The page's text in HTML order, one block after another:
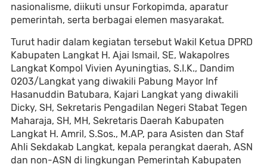
nasionalisme, diikuti unsur Forkopimda, aparatur
pemerintah, serta berbagai elemen masyarakat.
Turut hadir dalam kegiatan tersebut Wakil Ketua DPRD
Kabupaten Langkat H. Ajai Ismail, SE, Wakapolres
Langkat Kompol Vivien Ayuningtias, S.I.K., Dandim
0203/Langkat yang diwakili Pabung Mayor Inf
Hasanuddin Batubara, Kajari Langkat yang diwakili
Dicky, SH, Sekretaris Pengadilan Negeri Stabat Tegen
Maharaja, SH, MH, Sekretaris Daerah Kabupaten
Langkat H. Amril, S.Sos., M.AP, para Asisten dan Staf
Ahli Sekdakab Langkat, kepala perangkat daerah, ASN
dan non-ASN di lingkungan Pemerintah Kabupaten